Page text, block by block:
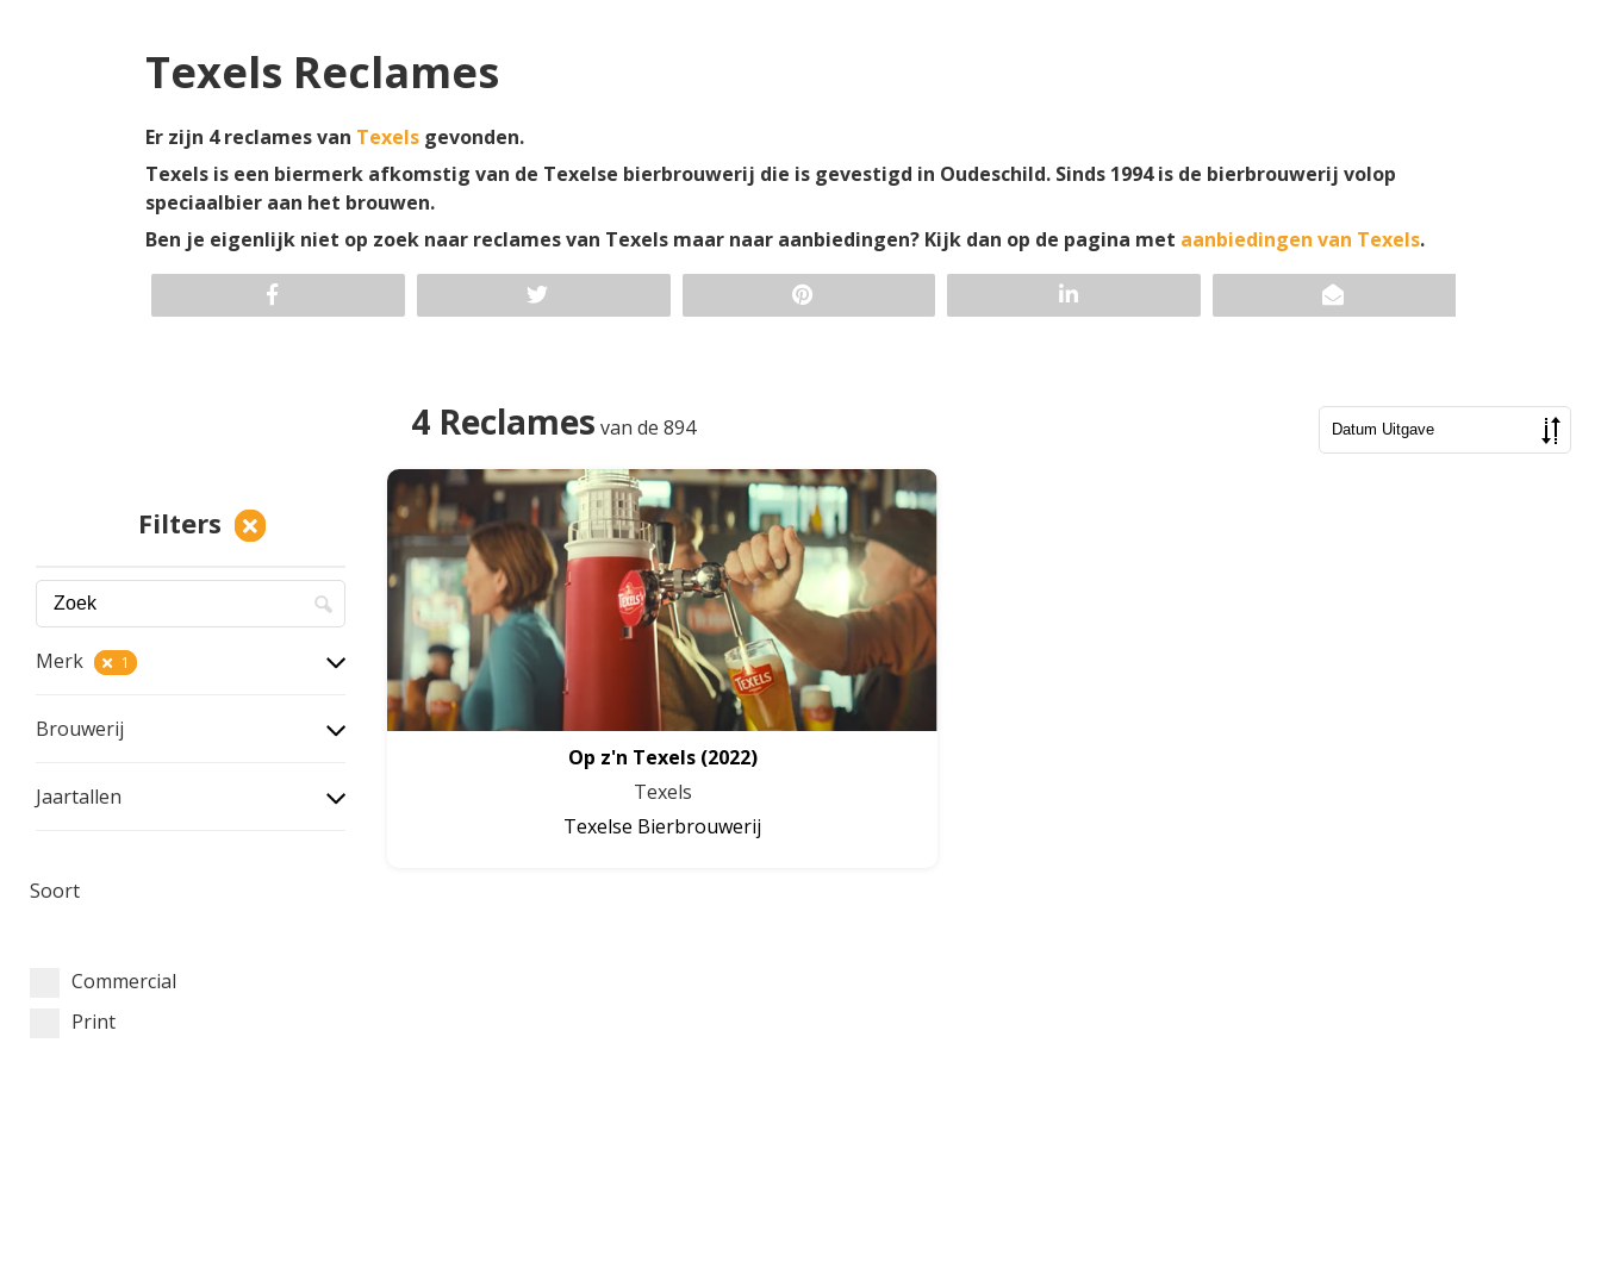
Texels Reclames
Er zijn 4reclames van Texels gevonden.
Texels is een biermerk afkomstig van de Texelse bierbrouwerij die is gevestigd in Oudeschild. Sinds 1994 is de bierbrouwerij volop
speciaalbier aan het brouwen.
Ben je eigenlijk niet op zoek naar reclames van Texels maar naar aanbiedingen? Kijk dan op de pagina met aanbiedingen van Texels.
Filters
Merk 1
Brouwerij
Jaartallen
Soort
Commercial
Print
4 Reclames van de 894
Op z'n Texels (2022)
Texels
Texelse Bierbrouwerij